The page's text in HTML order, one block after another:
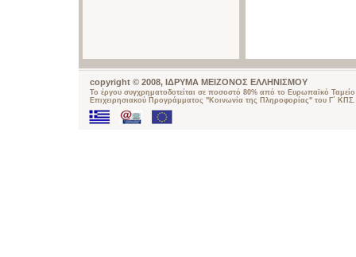
copyright © 2008, ΙΔΡΥΜΑ ΜΕΙΖΟΝΟΣ ΕΛΛΗΝΙΣΜΟΥ
Το έργου συγχρηματοδοτείται σε ποσοστό 80% από το Ευρωπαϊκό
Επιχειρησιακού Προγράμματος "Κοινωνία της Πληροφορίας" του Γ΄ ΚΠΣ.